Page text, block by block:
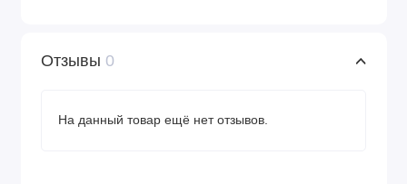
Отзывы 0
На данный товар ещё нет отзывов.